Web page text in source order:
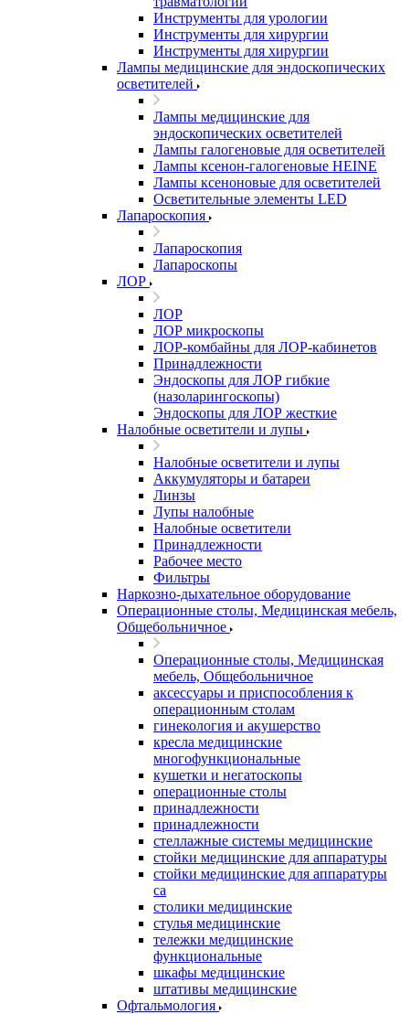
Инструменты для урологии
Инструменты для хирургии
Инструменты для хирургии
Лампы медицинские для эндоскопических
осветителей
Лампы медицинские для
эндоскопических осветителей
Лампы галогеновые для осветителей
Лампы ксенон-галогеновые HEINE
Лампы ксеноновые для осветителей
Осветительные элементы LED
Лапароскопия
Лапароскопия
Лапароскопы
ЛОР
ЛОР
ЛОР микроскопы
ЛОР-комбайны для ЛОР-кабинетов
Принадлежности
Эндоскопы для ЛОР гибкие
(назоларингоскопы)
Эндоскопы для ЛОР жесткие
Налобные осветители и лупы
Налобные осветители и лупы
Аккумуляторы и батареи
Линзы
Лупы налобные
Налобные осветители
Принадлежности
Рабочее место
Фильтры
Наркозно-дыхательное оборудование
Операционные столы, Медицинская мебель,
Общебольничное
Операционные столы, Медицинская
мебель, Общебольничное
аксессуары и приспособления к
операционным столам
гинекология и акушерство
кресла медицинские
многофункциональные
кушетки и негатоскопы
операционные столы
принадлежности
принадлежности
стеллажные системы медицинские
стойки медицинские для аппаратуры
стойки медицинские для аппаратуры
са
столики медицинские
стулья медицинские
тележки медицинские
функциональные
шкафы медицинские
штативы медицинские
Офтальмология